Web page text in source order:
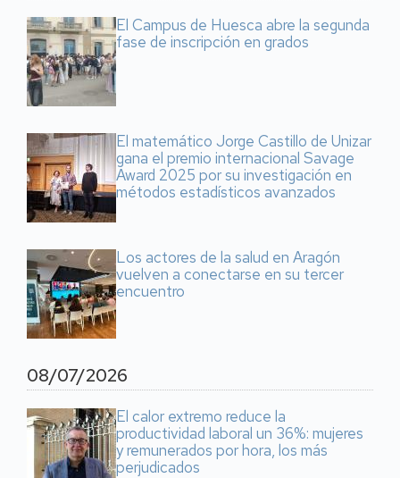
El Campus de Huesca abre la segunda
fase de inscripción en grados
El matemático Jorge Castillo de Unizar
gana el premio internacional Savage
Award 2025 por su investigación en
métodos estadísticos avanzados
Los actores de la salud en Aragón
vuelven a conectarse en su tercer
encuentro
08/07/2026
El calor extremo reduce la
productividad laboral un 36%: mujeres
y remunerados por hora, los más
perjudicados